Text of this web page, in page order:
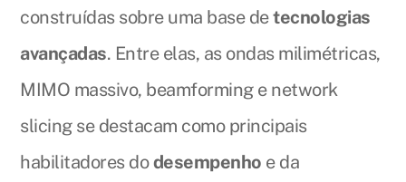
construídas sobre uma base detecnologias
avançadas. Entre elas, as ondas milimétricas,
MIMO massivo, beamforming e network
slicing se destacam como principais
habilitadores dodesempenho e da